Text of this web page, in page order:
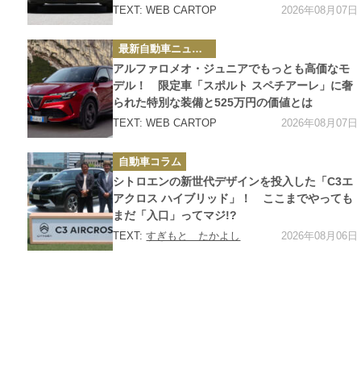
TEXT: WEB CARTOP 2026年08月07日
カ
テ
ゴ
リ
ー
最新自動車ニュース
アルファロメオ・ジュニアでもっとも高価なモ
デル！ 限定車「スポルト スペチアーレ」に奢
られた特別な装備と525万円の価値とは
TEXT: WEB CARTOP 2026年08月07日
カ
テ
ゴ
リ
ー
自動車コラム
シトロエンの新世代デザインを投入した「C3エ
アクロス ハイブリッド」！ ここまでやっても
まだ「入口」ってマジ!?
TEXT:すぎもと たかよし 2026年08月06日